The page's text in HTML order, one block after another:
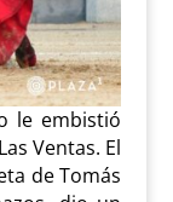
le embistió
Ventas. El
de Tomás